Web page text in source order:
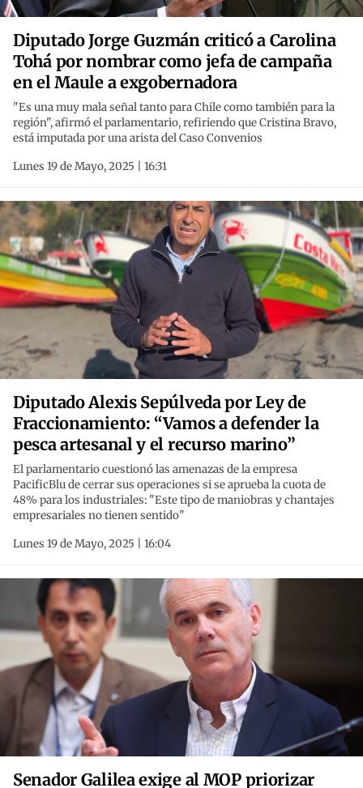
Diputado Jorge Guzmán criticó a Carolina
Tohá por nombrar como jefa de campaña
en el Maule a exgobernadora
"Es una muy mala señal tanto para Chile como también para la
región", afirmó el parlamentario, refiriendo que Cristina Bravo,
está imputada por una arista del Caso Convenios
Lunes 19 de Mayo, 2025 | 16:31
Diputado Alexis Sepúlveda por Ley de
Fraccionamiento: “Vamos a defender la
pesca artesanal y el recurso marino”
El parlamentario cuestionó las amenazas de la empresa
PacificBlu de cerrar sus operaciones si se aprueba la cuota de
48% para los industriales: "Este tipo de maniobras y chantajes
empresariales no tienen sentido"
Lunes 19 de Mayo, 2025 | 16:04
Senador Galilea exige al MOP priorizar